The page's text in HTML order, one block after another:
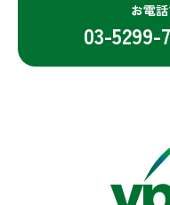
お電
03-5299-